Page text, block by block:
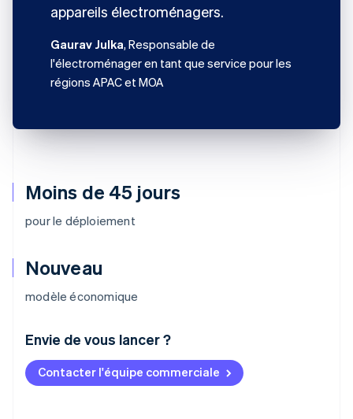
Moins de 45 jours
pour le déploiement
Nouveau
modèle économique
Envie de vous lancer ?
Contacter l'équipe commerciale
appareils électroménagers.
Gaurav Julka, Responsable de
l'électroménager en tant que service pour les
régions APAC et MOA
Allemagne